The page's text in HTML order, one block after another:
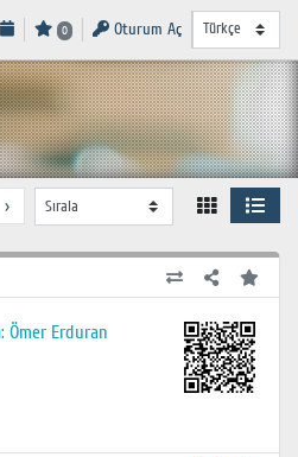
0 Oturum Aç
›
Ömer Erduran